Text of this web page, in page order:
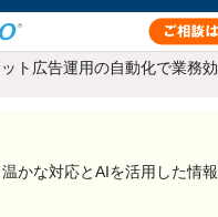
ト広告運用の自動化で業務効
かな対応とAIを活用した情